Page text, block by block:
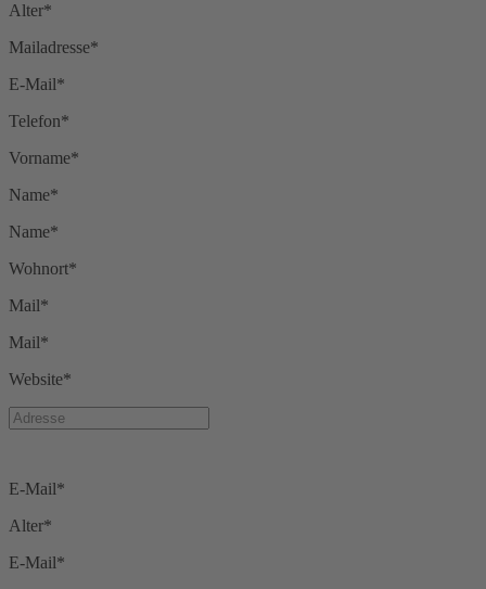
Alter*
Mailadresse*
E-Mail*
Telefon*
Vorname*
Name*
Name*
Wohnort*
Mail*
Mail*
Website*
E-Mail*
Alter*
E-Mail*